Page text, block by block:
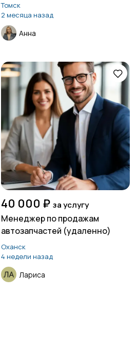
Томск
2 месяца назад
Анна
40 000 ₽ за услугу
Менеджер по продажам
автозапчастей (удаленно)
Оханск
4 недели назад
Лариса